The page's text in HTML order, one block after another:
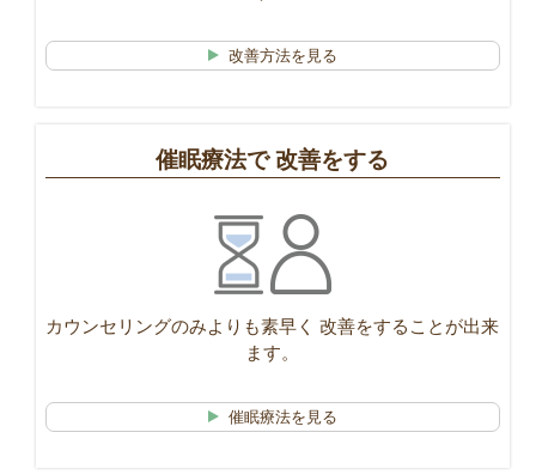
改善方法を見る
催眠療法で改善をする
カウンセリングのみよりも素早く 改善をすることが出来
ます。
催眠療法を見る